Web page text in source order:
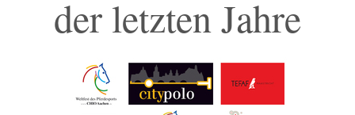
der letzten Jahre